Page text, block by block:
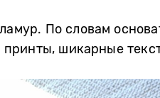
По словам
шикарные